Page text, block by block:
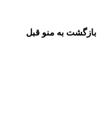
بازگشت به منو قبل